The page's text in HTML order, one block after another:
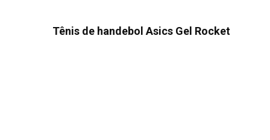
Tênis de handebol Asics Gel Rocket